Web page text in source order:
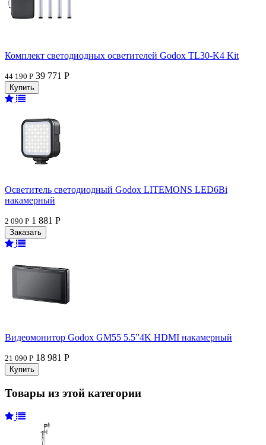
Комплект светодиодных осветителей Godox TL30-K4 Kit
44 190 Р 39 771 Р
Осветитель светодиодный Godox LITEMONS LED6Bi
накамерный
2 090 Р 1 881 Р
Видеомонитор Godox GM55 5.5”4K HDMI накамерный
21 090 Р 18 981 Р
Товары из этой категории